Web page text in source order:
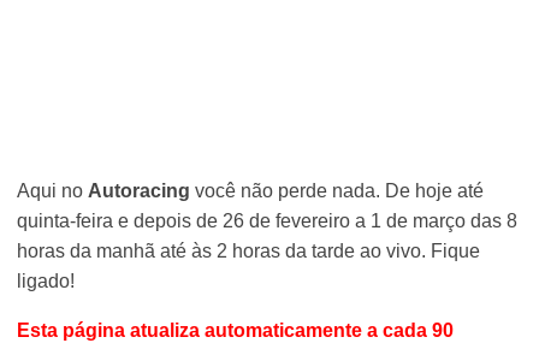
Aqui no Autoracing você não perde nada. De hoje até
quinta-feira e depois de 26 de fevereiro a 1 de março das 8
horas da manhã até às 2 horas da tarde ao vivo. Fique
ligado!
Esta página atualiza automaticamente a cada 90